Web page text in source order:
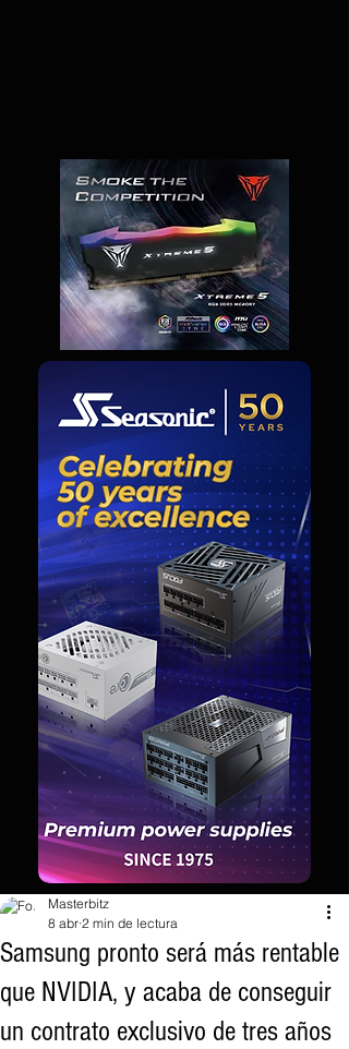
Samsung pronto será más rentable
que NVIDIA, y acaba de conseguir
un contrato exclusivo de tres años
Masterbitz
8 abr 2 min de lectura